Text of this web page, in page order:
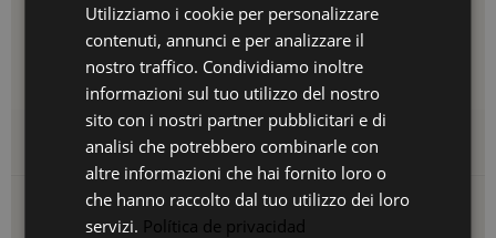
Larghezza: 58 cm | Profonditá: 58 cm | Altezza: regolabile
| Altezza seduta: 48,5 cm
Dettagli del prodotto
Spedizioni e resi
ES
FR
IT
Utilizziamo i cookie per personalizzare
contenuti, annunci e per analizzare il
nostro traffico. Condividiamo inoltre
informazioni sul tuo utilizzo del nostro
sito con i nostri partner pubblicitari e di
analisi che potrebbero combinarle con
altre informazioni che hai fornito loro o
che hanno raccolto dal tuo utilizzo dei loro
servizi. Política de privacidad